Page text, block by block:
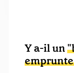
Y a-il un